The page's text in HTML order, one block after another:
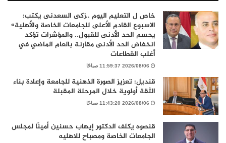
خاص ل التعليم اليوم ..زكى السعدنى يكتب:
الاسبوع القادم الأعلى للجامعات الخاصة والأهلية»
يحسم الحد الأدنى للقبول.. والمؤشرات تؤكد
انخفاض الحد الأدنى مقارنة بالعام الماضي في
أغلب القطاعات
2026/08/06 11:59:37 صباحًا
قنديل: تعزيز الصورة الذهنية للجامعة وإعادة بناء
الثقة أولوية خلال المرحلة المقبلة
2026/08/06 11:43:20 صباحًا
قنصوه يكلف الدكتور إيهاب حسنين أمينًا لمجلس
الجامعات الخاصة ومصباح للاهليه